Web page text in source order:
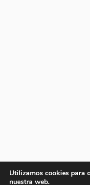
Utilizamos cookies para
nuestra web.